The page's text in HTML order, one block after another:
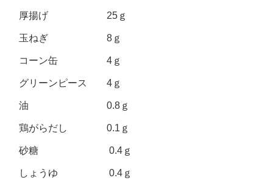
厚揚げ 25ｇ
玉ねぎ 8ｇ
コーン缶 4ｇ
グリーンピース 4ｇ
油 0.8ｇ
鶏がらだし 0.1ｇ
砂糖 0.4ｇ
しょうゆ 0.4ｇ